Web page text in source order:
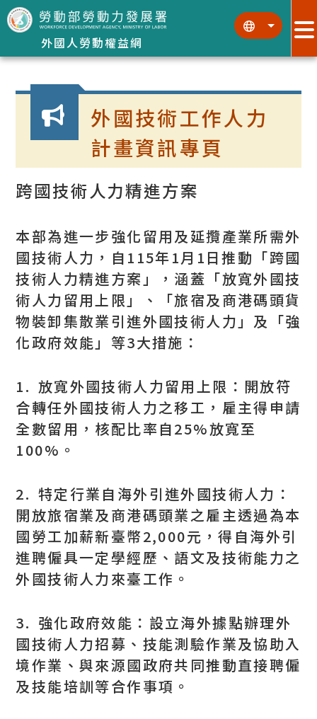
跳到主要內容區塊
外國人勞動權益網
::: :::
:::
外國技術工作人力
計畫資訊專頁
跨國技術人力精進方案
本部為進一步強化留用及延攬產業所需外
國技術人力，自115年1月1日推動「跨國
技術人力精進方案」，涵蓋「放寬外國技
術人力留用上限」、「旅宿及商港碼頭貨
物裝卸集散業引進外國技術人力」及「強
化政府效能」等3大措施：
1. 放寬外國技術人力留用上限：開放符
合轉任外國技術人力之移工，雇主得申請
全數留用，核配比率自25%放寬至
100%。
2. 特定行業自海外引進外國技術人力：
開放旅宿業及商港碼頭業之雇主透過為本
國勞工加薪新臺幣2,000元，得自海外引
進聘僱具一定學經歷、語文及技術能力之
外國技術人力來臺工作。
3. 強化政府效能：設立海外據點辦理外
國技術人力招募、技能測驗作業及協助入
境作業、與來源國政府共同推動直接聘僱
及技能培訓等合作事項。